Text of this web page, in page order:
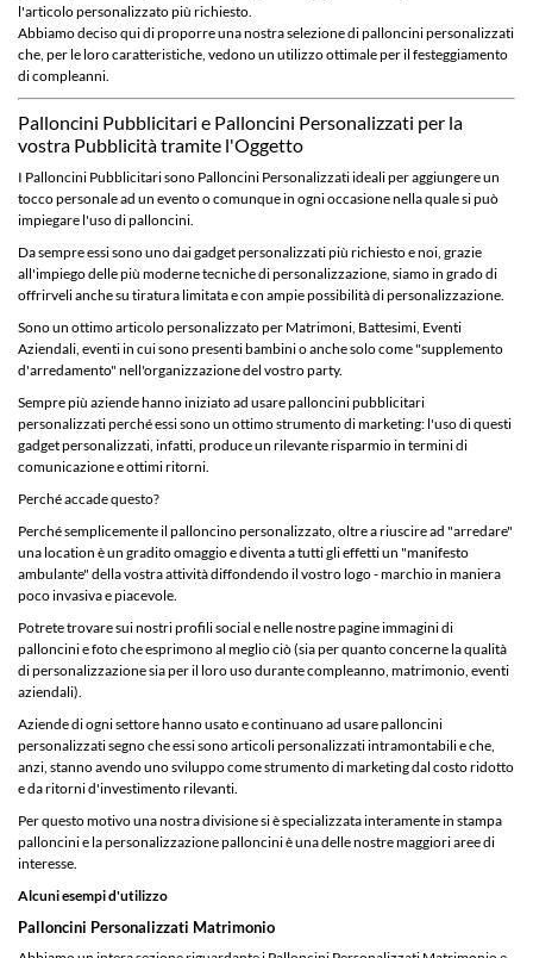
l'articolo personalizzato più richiesto.
Abbiamo deciso qui di proporre una nostra selezione di palloncini personalizzati
che, per le loro caratteristiche, vedono un utilizzo ottimale per il festeggiamento
di compleanni.
Palloncini Pubblicitari e Palloncini Personalizzati per la
vostra Pubblicità tramite l'Oggetto
I Palloncini Pubblicitari sono Palloncini Personalizzati ideali per aggiungere un
tocco personale ad un evento o comunque in ogni occasione nella quale si può
impiegare l'uso di palloncini.
Da sempre essi sono uno dai gadget personalizzati più richiesto e noi, grazie
all'impiego delle più moderne tecniche di personalizzazione, siamo in grado di
offrirveli anche su tiratura limitata e con ampie possibilità di personalizzazione.
Sono un ottimo articolo personalizzato per Matrimoni , Battesimi, Eventi
Aziendali, eventi in cui sono presentibambinio anche solo come "supplemento
d'arredamento" nell'organizzazione del vostro party.
Sempre più aziende hanno iniziato ad usare palloncini pubblicitari
personalizzati perché essi sono un ottimo strumento di marketing: l'uso di questi
gadget personalizzati, infatti, produce un rilevante risparmio in termini di
comunicazione e ottimi ritorni.
Perché accade questo?
Perché semplicemente il palloncino personalizzato, oltre a riuscire ad "arredare"
una location è un gradito omaggio e diventa a tutti gli effetti un "manifesto
ambulante" della vostra attività diffondendo il vostro logo - marchio in maniera
poco invasiva e piacevole.
Potrete trovare sui nostri profili social e nelle nostre pagine immagini di
palloncini e foto che esprimono al meglio ciò (sia per quanto concerne la qualità
di personalizzazione sia per il loro uso durante compleanno, matrimonio, eventi
aziendali).
Aziende di ogni settore hanno usato e continuano ad usare palloncini
personalizzati segno che essi sono articoli personalizzati intramontabili e che,
anzi, stanno avendo uno sviluppo come strumento di marketing dal costo ridotto
e da ritorni d'investimento rilevanti.
Per questo motivo una nostra divisione si è specializzata interamente in stampa
palloncini e la personalizzazione palloncini è una delle nostre maggiori aree di
interesse.
Alcuni esempi d'utilizzo
Palloncini Personalizzati Matrimonio